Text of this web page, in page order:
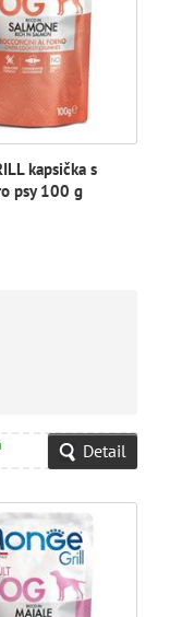
kapsička s
psy 100 g
Detail